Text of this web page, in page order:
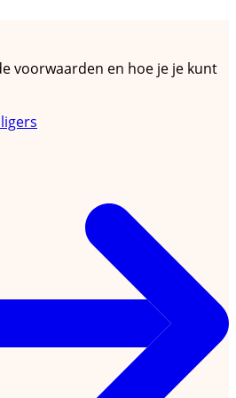
voorwaarden en hoe je je kunt